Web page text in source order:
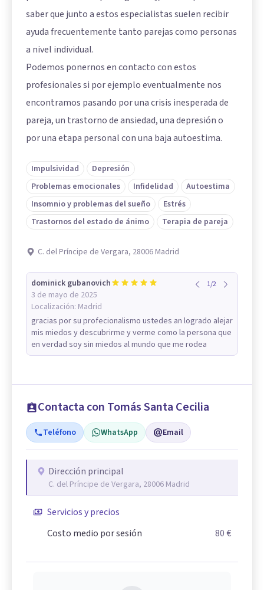
saber que junto a estos especialistas suelen recibir
ayuda frecuentemente tanto parejas como personas
a nivel individual.
Podemos ponernos en contacto con estos
profesionales si por ejemplo eventualmente nos
encontramos pasando por una crisis inesperada de
pareja, un trastorno de ansiedad, una depresión o
por una etapa personal con una baja autoestima.
Impulsividad
Depresión
Problemas emocionales
Infidelidad
Autoestima
Insomnio y problemas del sueño
Estrés
Trastornos del estado de ánimo
Terapia de pareja
C. del Príncipe de Vergara, 28006 Madrid
dominick gubanovich
3 de mayo de 2025
Localización: Madrid
1/2
gracias por su profecionalismo ustedes an logrado alejar
mis miedos y descubrirme y verme como la persona que
en verdad soy sin miedos al mundo que me rodea
Contacta con Tomás Santa Cecilia
Teléfono WhatsApp Email
Dirección principal
C. del Príncipe de Vergara, 28006 Madrid
Servicios y precios
Costo medio por sesión
80 €